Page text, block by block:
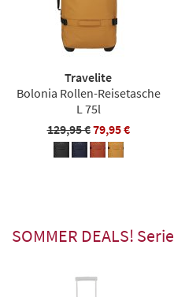
Travelite
Bolonia Rollen-Reisetasche
L 75l
129,95 €79,95 €
SOMMER DEALS! Serie